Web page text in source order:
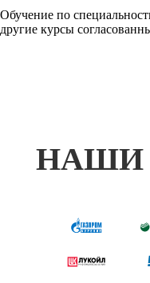
Обучение по
другие курсы
НАШИ